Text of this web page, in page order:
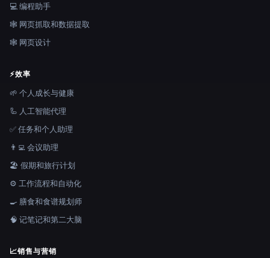
💻 编程助手
🕸️ 网页抓取和数据提取
🕸 网页设计
⚡效率
🌱 个人成长与健康
🦾 人工智能代理
✅ 任务和个人助理
👨‍💻 会议助理
🏖 假期和旅行计划
⚙️ 工作流程和自动化
🍳 膳食和食谱规划师
🧠 记笔记和第二大脑
📈销售与营销